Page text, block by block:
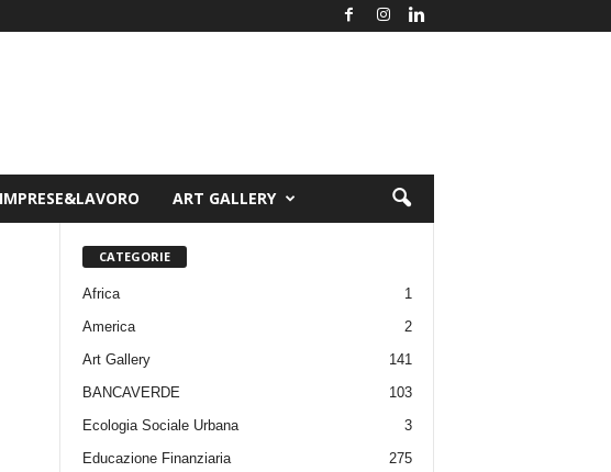
IMPRESE&LAVORO ART GALLERY
CATEGORIE
Africa
1
America
2
Art Gallery
141
BANCAVERDE
103
Ecologia Sociale Urbana
3
Educazione Finanziaria
275